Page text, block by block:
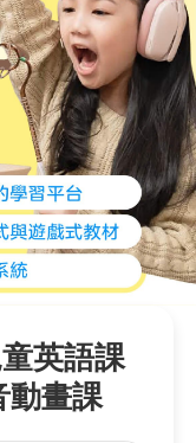
英語課
動畫課